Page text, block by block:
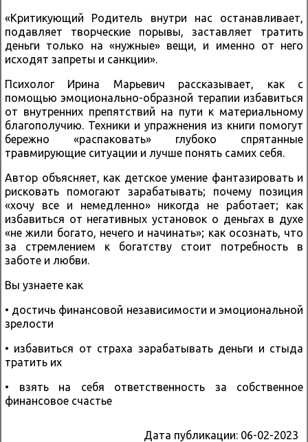
«Критикующий Родитель внутри нас останавливает,
подавляет творческие порывы, заставляет тратить
деньги только на «нужные» вещи, и именно от него
исходят запреты и санкции».
Психолог Ирина Марьевич рассказывает, как с
помощью эмоционально-образной терапии избавиться
от внутренних препятствий на пути к материальному
благополучию. Техники и упражнения из книги помогут
бережно «распаковать» глубоко спрятанные
травмирующие ситуации и лучше понять самих себя.
Автор объясняет, как детское умение фантазировать и
рисковать помогают зарабатывать; почему позиция
«хочу все и немедленно» никогда не работает; как
избавиться от негативных установок о деньгах в духе
«не жили богато, нечего и начинать»; как осознать, что
за стремлением к богатству стоит потребность в
заботе и любви.
Вы узнаете как
• достичь финансовой независимости и эмоциональной
зрелости
• избавиться от страха зарабатывать деньги и стыда
тратить их
• взять на себя ответственность за собственное
финансовое счастье
Дата публикации: 06-02-2023